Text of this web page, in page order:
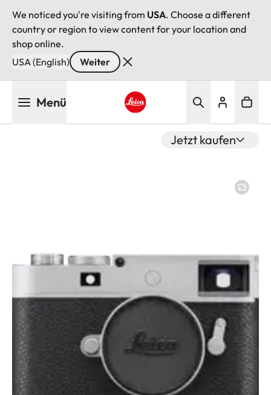
We noticed you're visiting from USA. Choose a different
country or region to view content for your location and
shop online.
USA (English)
Weiter
Menü
Jetzt kaufen